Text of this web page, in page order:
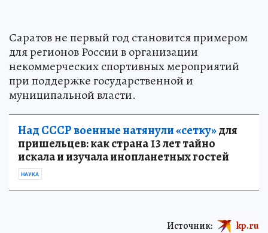
Саратов не первый год становится примером
для регионов России в организации
некоммерческих спортивных мероприятий
при поддержке государственной и
муниципальной власти.
Над СССР военные натянули «сетку»для
пришельцев: как страна 13 лет тайно
искала и изучала инопланетных гостей
НАУКА
Источник: kp.ru